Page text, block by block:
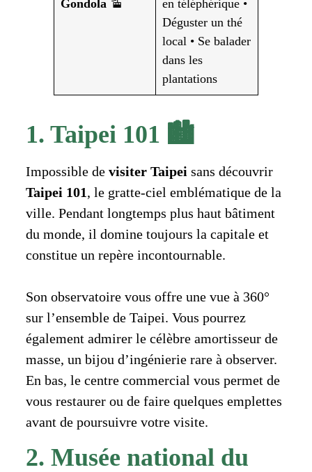
Gondola🚡
en téléphérique •
Déguster un thé
local • Se balader
dans les
plantations
1. Taipei 101 🏙️
Impossible de visiter Taipeisans découvrir
Taipei 101, le gratte-ciel emblématique de la
ville. Pendant longtemps plus haut bâtiment
du monde, il domine toujours la capitale et
constitue un repère incontournable.
Son observatoire vous offre une vue à 360°
sur l’ensemble de Taipei. Vous pourrez
également admirer le célèbre amortisseur de
masse, un bijou d’ingénierie rare à observer.
En bas, le centre commercial vous permet de
vous restaurer ou de faire quelques emplettes
avant de poursuivre votre visite.
2. Musée national du